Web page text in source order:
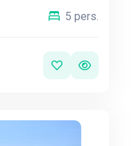
5 pers.